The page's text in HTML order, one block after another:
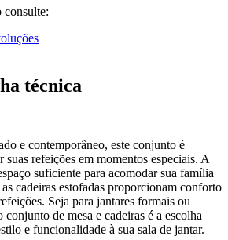
consulte:
técnica
e contemporâneo, este conjunto é
suas refeições em momentos especiais. A
suficiente para acomodar sua família
cadeiras estofadas proporcionam conforto
Seja para jantares formais ou
conjunto de mesa e cadeiras é a escolha
e funcionalidade à sua sala de jantar.